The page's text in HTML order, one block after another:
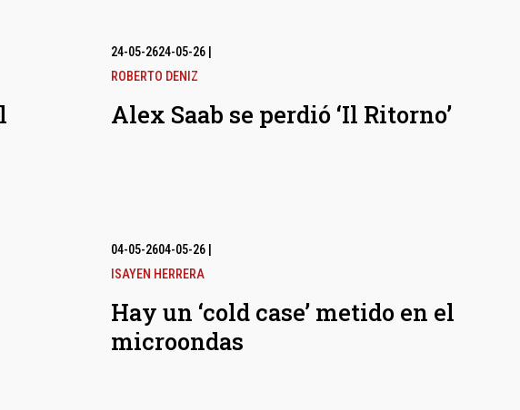
24-05-2624-05-26|
ROBERTO DENIZ
Alex Saab se perdió ‘Il Ritorno’
04-05-2604-05-26|
ISAYEN HERRERA
Hay un ‘cold case’ metido en el
microondas